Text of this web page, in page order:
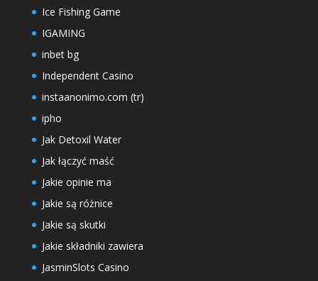
Ice Fishing Game
IGAMING
inbet bg
Independent Casino
instaanonimo.com (tr)
ipho
Jak Detoxil Water
Jak łączyć maść
Jakie opinie ma
Jakie są różnice
Jakie są skutki
Jakie składniki zawiera
JasminSlots Casino